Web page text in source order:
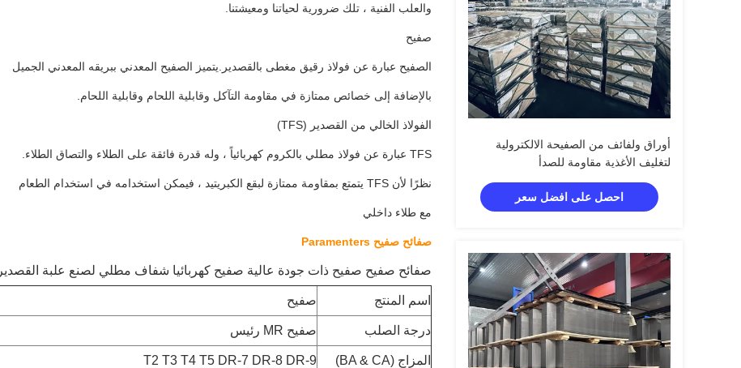
أوراق ولفائف من الصفيحة الالكترولية
لتغليف الأغذية مقاومة للصدأ
احصل على افضل سعر
والعلب الفنية ، تلك ضرورية لحياتنا ومعيشتنا.
صفيح
الصفيح عبارة عن فولاذ رقيق مغطى بالقصدير.يتميز الصفيح المعدني ببريقه المعدني الجميل
بالإضافة إلى خصائص ممتازة في مقاومة التآكل وقابلية اللحام وقابلية اللحام.
الفولاذ الخالي من القصدير (TFS)
TFS عبارة عن فولاذ مطلي بالكروم كهربائياً ، وله قدرة فائقة على الطلاء والتصاق الطلاء.
نظرًا لأن TFS يتمتع بمقاومة ممتازة لبقع الكبريتيد ، فيمكن استخدامه في استخدام الطعام
مع طلاء داخلي
صفائح صفيح Paramenters
صفائح صفيح صفيح ذات جودة عالية صفيح كهربائيا شفاف مطلي لصنع علبة القصدير
اسم المنتج صفيح
درجة الصلب صفيح MR رئيس
المزاج (BA & CA) T2 T3 T4 T5 DR-7 DR-8 DR-9